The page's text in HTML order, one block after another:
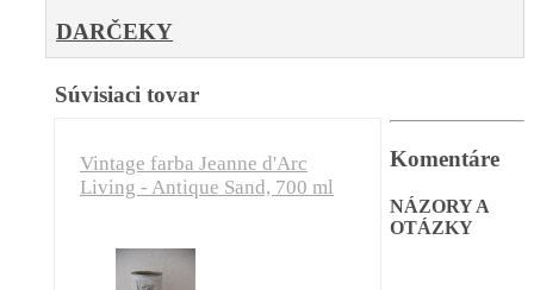
DARČEKY
Súvisiaci tovar
Vintage farba Jeanne d'Arc
Living - Antique Sand, 700 ml
Komentáre
NÁZORY A
OTÁZKY